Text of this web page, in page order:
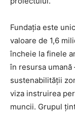
Fundaţia este
valoare de 1,6
încheie la finele
în resursa
sustenabilităţii
viza instruirea
muncii. Grupul